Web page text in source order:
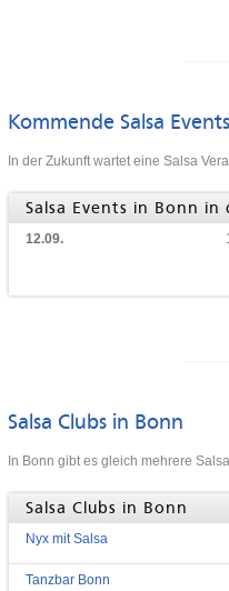
Kommende Salsa
In der Zukunft wartet eine Salsa
Salsa Events in Bonn in
12.09.
Salsa Clubs in Bonn
In Bonn gibt es gleich mehrere
Salsa Clubs in Bonn
Nyx mit Salsa
Tanzbar Bonn